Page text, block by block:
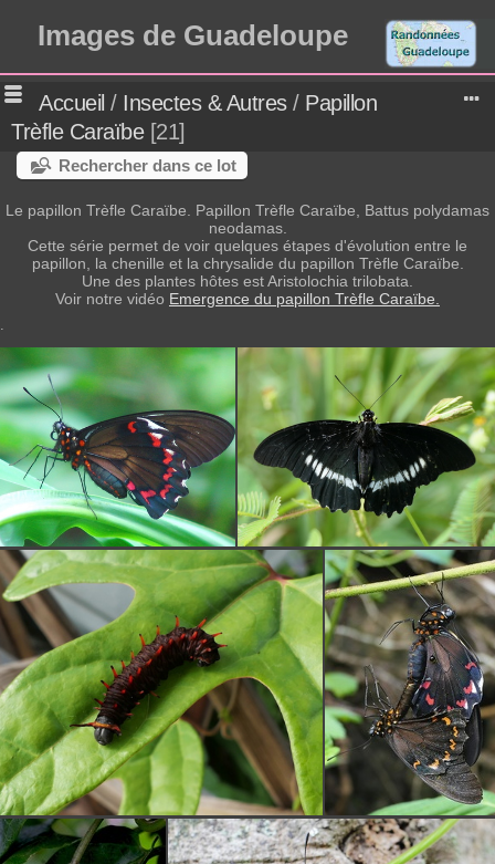
Images de Guadeloupe
Accueil / Insectes & Autres / Papillon
Trèfle Caraïbe 21
Rechercher dans ce lot
Le papillon Trèfle Caraïbe. Papillon Trèfle Caraïbe, Battus polydamas
neodamas.
Cette série permet de voir quelques étapes d'évolution entre le
papillon, la chenille et la chrysalide du papillon Trèfle Caraïbe.
Une des plantes hôtes est Aristolochia trilobata.
Voir notre vidéo Emergence du papillon Trèfle Caraïbe.
.